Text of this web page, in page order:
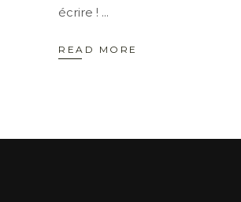
écrire !
READ MORE